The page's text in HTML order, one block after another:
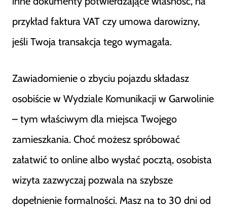
przykład faktura VAT czy umowa darowizny,
jeśli Twoja transakcja tego wymagała.
Zawiadomienie o zbyciu pojazdu składasz
osobiście w Wydziale Komunikacji w Garwolinie
– tym właściwym dla miejsca Twojego
zamieszkania. Choć możesz spróbować
załatwić to online albo wysłać pocztą, osobista
wizyta zazwyczaj pozwala na szybsze
dopełnienie formalności. Masz na to 30 dni od